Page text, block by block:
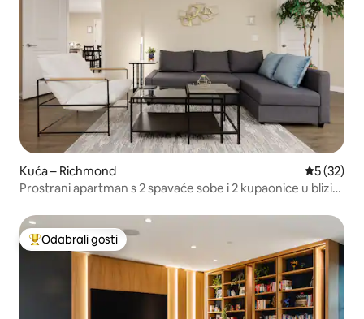
Kuća – Richmond Prosječna
5 (32)
Prostrani apartman s 2 spavaće sobe i 2 kupaonice u blizini
Među najviše rangiranima s oznakom „Odabrali gosti”
Odabrali gosti